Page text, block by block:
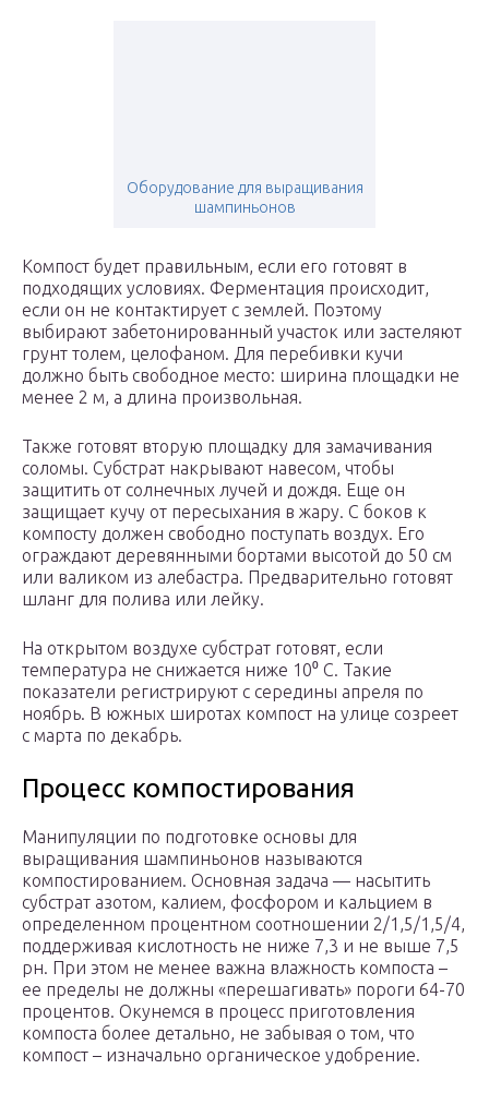
Оборудование для выращивания
шампиньонов
Компост будет правильным, если его готовят в
подходящих условиях. Ферментация происходит,
если он не контактирует с землей. Поэтому
выбирают забетонированный участок или застеляют
грунт толем, целофаном. Для перебивки кучи
должно быть свободное место: ширина площадки не
менее 2 м, а длина произвольная.
Также готовят вторую площадку для замачивания
соломы. Субстрат накрывают навесом, чтобы
защитить от солнечных лучей и дождя. Еще он
защищает кучу от пересыхания в жару. С боков к
компосту должен свободно поступать воздух. Его
ограждают деревянными бортами высотой до 50 см
или валиком из алебастра. Предварительно готовят
шланг для полива или лейку.
На открытом воздухе субстрат готовят, если
температура не снижается ниже 10⁰ С. Такие
показатели регистрируют с середины апреля по
ноябрь. В южных широтах компост на улице созреет
с марта по декабрь.
Процесс компостирования
Манипуляции по подготовке основы для
выращивания шампиньонов называются
компостированием. Основная задача — насытить
субстрат азотом, калием, фосфором и кальцием в
определенном процентном соотношении 2/1,5/1,5/4,
поддерживая кислотность не ниже 7,3 и не выше 7,5
рн. При этом не менее важна влажность компоста –
ее пределы не должны «перешагивать» пороги 64-70
процентов. Окунемся в процесс приготовления
компоста более детально, не забывая о том, что
компост – изначально органическое удобрение.